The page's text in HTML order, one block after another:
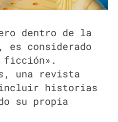
dentro de la
considerado
ficción».
, una revista
incluir historias
su propia